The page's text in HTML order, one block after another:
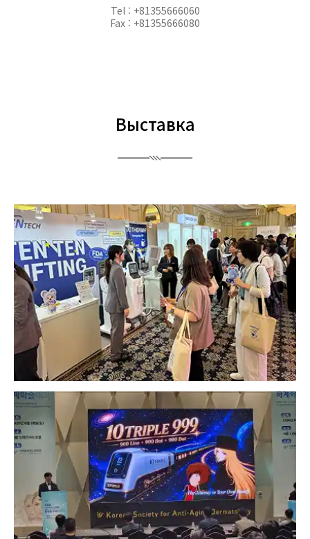
Tel : +81355666060
Fax : +81355666080
Выставка